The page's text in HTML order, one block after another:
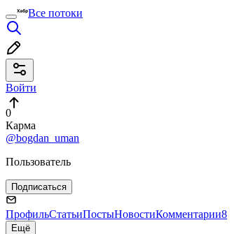
Все потоки
Войти
0
Карма
@bogdan_uman
Пользователь
Подписаться
ПрофильСтатьиПостыНовостиКомментарии8
Ещё